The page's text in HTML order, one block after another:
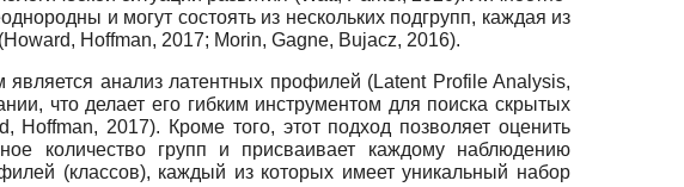
и могут состоять из нескольких подгрупп, каждая из
Howard, Hoffman, 2017; Morin, Gagne, Bujacz, 2016).
анализ латентных профилей (Latent Profile Anal ysis,
что делает его гибким инструментом для поиска скрытых
, Hoffman, 2017). Кроме того, этот подход позволяет оценить
количество групп и присваивает каждому наблюдению
(классов), каждый из которых имеет уникальный набор